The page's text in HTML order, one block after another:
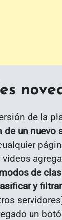
de la
de un nuevo
de
y filtrar
un